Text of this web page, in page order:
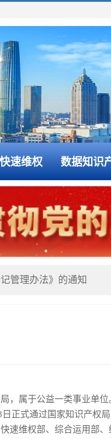
快速维权 数据知识
管理办法》的通知
管理办法》的通知
的通知
属于公益一类事业单位
正式通过国家知识产权局
速维权部、综合运用部